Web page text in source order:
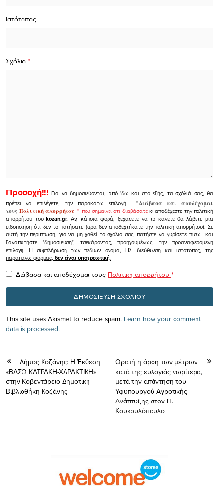
Σχόλιο *
Ιστότοπος
Προσοχή!!! Για να δημοσιεύονται, από 'δω και στο εξής, τα σχόλιά σας, θα
πρέπει να επιλέγετε, την παρακάτω επιλογή
"Διάβασα και αποδέχομαι
τουςΠολιτική απορρήτου" που σημαίνει ότι διαβάσατεκι αποδέχεστε την πολιτική
απορρήτου τουkozan.gr. Αν, κάποια φορά, ξεχάσετε να το κάνετε θα λάβετε μια
ειδοποίηση ότι δεν το πατήσατε (αρα δεν αποδεχτήκατε την πολιτική απορρήτου). Σε
αυτή την περίπτωση, για να μη χαθεί το σχόλιο σας, πατήστε να γυρίσετε πίσω και
ξαναπατήστε "δημοσίευση", τσεκάροντας, προηγουμένως, την προαναφερόμενη
επιλογή.Η συμπλήρωση των πεδίων όνομα, Ηλ. διεύθυνση και ιστότοπος, της
παραπάνω φόρμας, δεν είναι υποχρεωτική.
Διάβασα και αποδέχομαι τους Πολιτική απορρήτου *
This site uses Akismet to reduce spam. Learn how your comment
data is processed.
Δήμος Κοζάνης: H Έκθεση
«ΒΑΣΩ ΚΑΤΡΑΚΗ-ΧΑΡΑΚΤΙΚΗ»
στην Κοβεντάρειο Δημοτική
Βιβλιοθήκη Κοζάνης
Ορατή η άρση των μέτρων
κατά της ευλογιάς νωρίτερα,
μετά την απάντηση του
Υφυπουργού Αγροτικής
Ανάπτυξης στον Π.
Κουκουλόπουλο